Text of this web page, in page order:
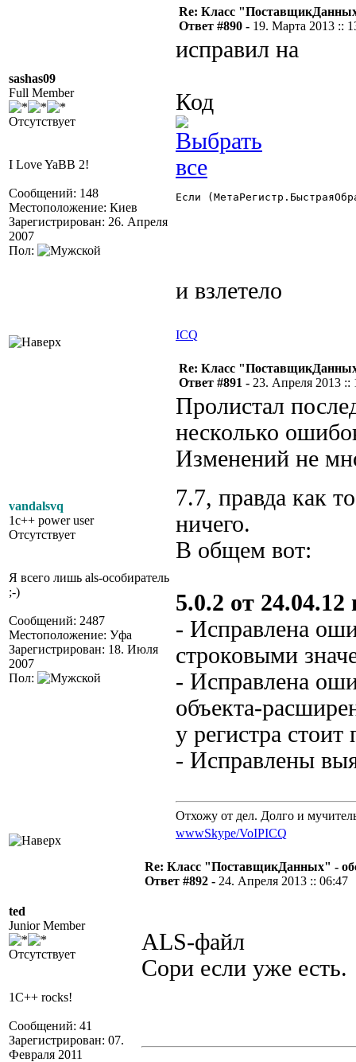
sashas09
Full Member
Отсутствует
I Love YaBB 2!
Сообщений: 148
Местоположение: Киев
Зарегистрирован: 26. Апреля
2007
Пол:
Re: Класс
Ответ #890 - 19. Марта 2013 ::
исправил на
Код
Если
и взлетело
ICQ
vandalsvq
1c++ power user
Отсутствует
Я всего лишь als-особиратель
;-)
Сообщений: 2487
Местоположение: Уфа
Зарегистрирован: 18. Июля
2007
Пол:
Re: Класс
Ответ #891 - 23. Апреля 2013 ::
Пролистал
несколько
Изменений не
7.7, правда как
ничего.
В общем вот:
5.0.2 от 24.04.12
- Исправлена
строковыми
- Исправлена
объекта-
у регистра
- Исправлены
Отхожу от дел. Долго и
wwwSkype/VoIPICQ
ted
Junior Member
Отсутствует
1C++ rocks!
Сообщений: 41
Зарегистрирован: 07.
Февраля 2011
Re: Класс "ПоставщикДанных" -
Ответ #892 - 24. Апреля 2013 :: 06:47
ALS-файл
Сори если уже есть.